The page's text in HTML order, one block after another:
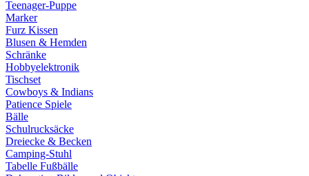
Teenager-Puppe
Marker
Furz Kissen
Blusen & Hemden
Schränke
Hobbyelektronik
Tischset
Cowboys & Indians
Patience Spiele
Bälle
Schulrucksäcke
Dreiecke & Becken
Camping-Stuhl
Tabelle Fußbälle